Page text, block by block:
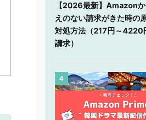
【2026最新】Amazon
えのない請求がきた時の
対処方法（217円～4220
請求）
4